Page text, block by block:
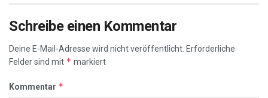
Schreibe einen Kommentar
Deine E-Mail-Adresse wird nicht veröffentlicht. Erforderliche
Felder sind mit * markiert
Kommentar *